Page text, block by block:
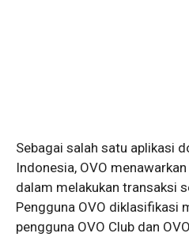
Sebagai salah satu aplikasi
Indonesia, OVO
dalam melakukan transaksi
Pengguna OVO diklasifikasi
pengguna OVO Club dan